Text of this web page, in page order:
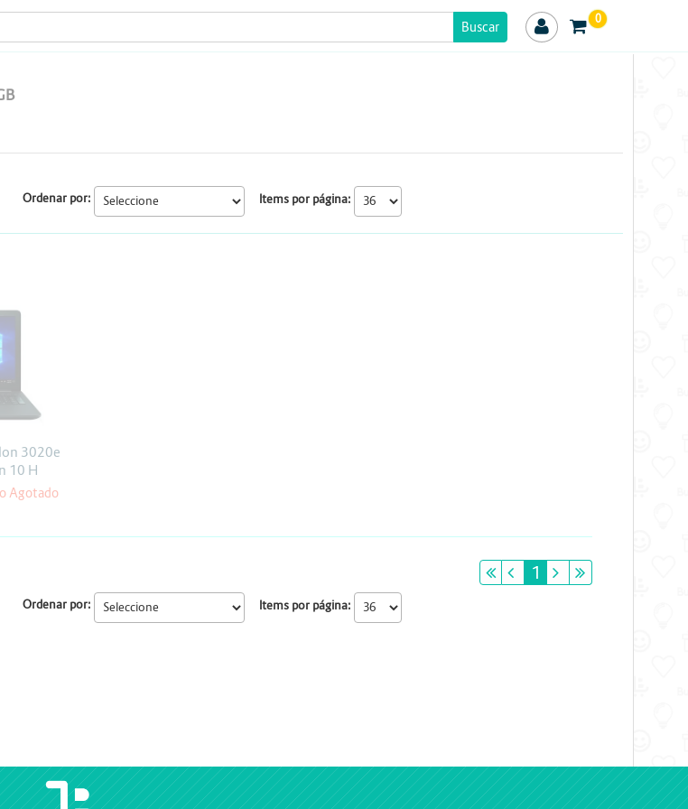
0
en uno
y Repotenciación
y conectividad
Ordenar por: Items por página:
3020e
10 H
Agotado
primeiro
anterior
1 próximo
Ordenar por: Items por página: